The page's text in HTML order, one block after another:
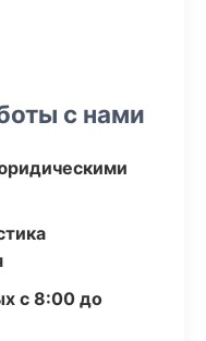
с нами
с 8:00 до